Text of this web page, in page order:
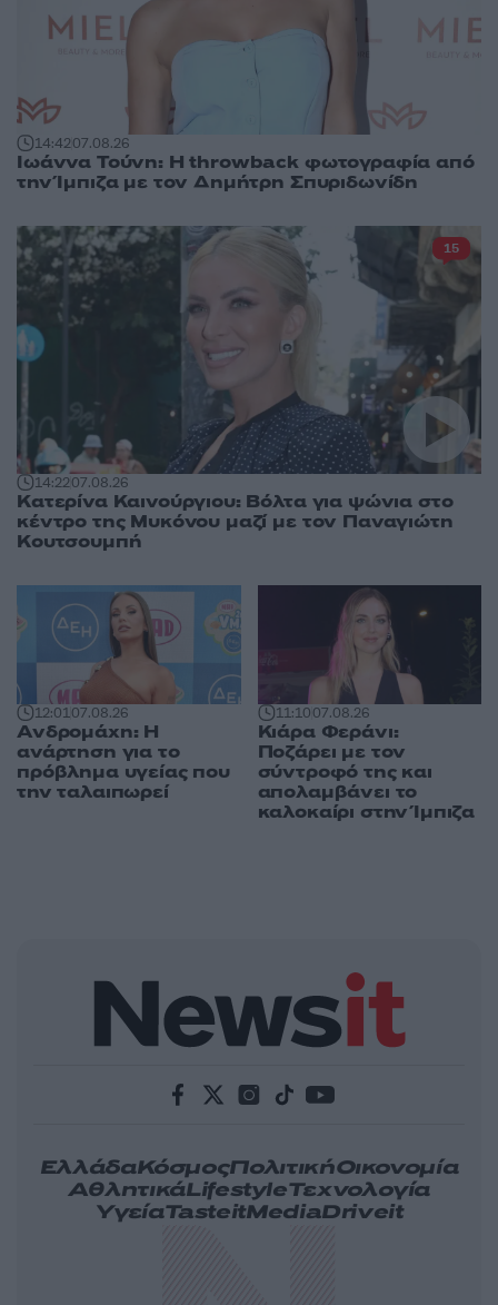
14:4207.08.26
Ιωάννα Τούνη: Η throwback φωτογραφία από
την Ίμπιζα με τον Δημήτρη Σπυριδωνίδη
14:2207.08.26
Κατερίνα Καινούργιου: Βόλτα για ψώνια στο
κέντρο της Μυκόνου μαζί με τον Παναγιώτη
Κουτσουμπή
15
12:0107.08.26
Ανδρομάχη: Η
ανάρτηση για το
πρόβλημα υγείας που
την ταλαιπωρεί
11:1007.08.26
Κιάρα Φεράνι:
Ποζάρει με τον
σύντροφό της και
απολαμβάνει το
καλοκαίρι στην Ίμπιζα
ΕλλάδαΚόσμοςΠολιτικήΟικονομία
ΑθλητικάLifestyleΤεχνολογία
ΥγείαTasteitMediaDriveit